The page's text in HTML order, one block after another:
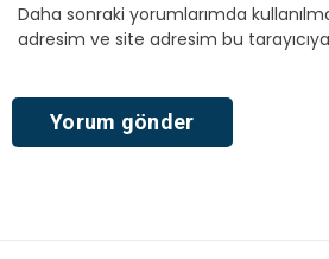
Daha sonraki yorumlarımda
adresim ve site adresim bu